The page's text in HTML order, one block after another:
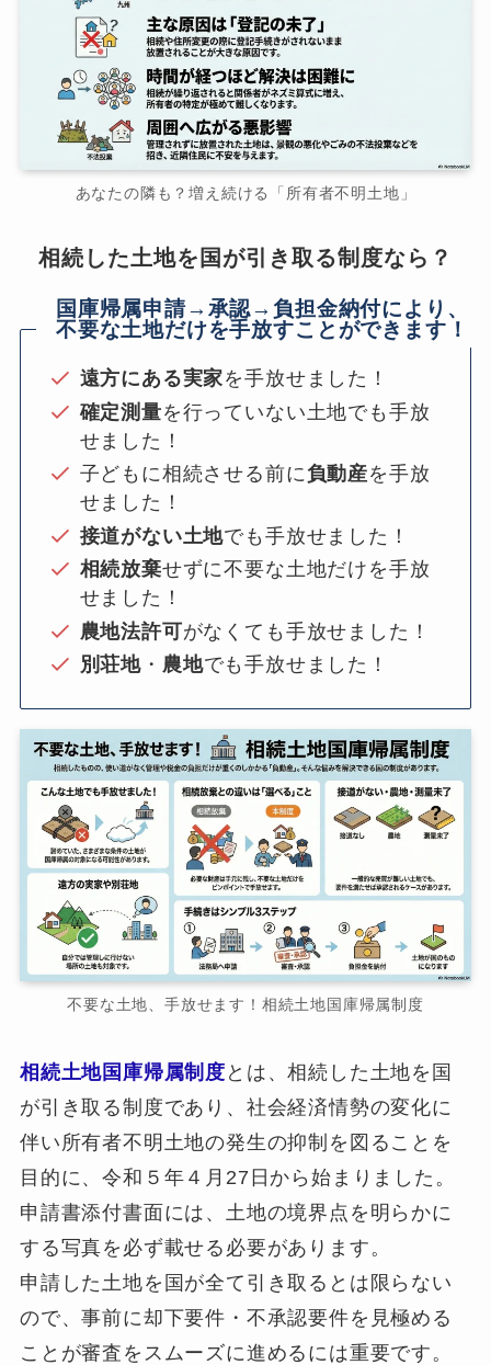
あなたの隣も？増え続ける「所有者不明土地」
相続した土地を国が引き取る制度なら？
国庫帰属申請→承認→負担金納付により、
不要な土地だけを手放すことができます！
遠方にある実家を手放せました！
確定測量を行っていない土地でも手放
せました！
子どもに相続させる前に負動産を手放
せました！
接道がない土地でも手放せました！
相続放棄せずに不要な土地だけを手放
せました！
農地法許可がなくても手放せました！
別荘地 ・ 農地でも手放せました！
不要な土地、手放せます！相続土地国庫帰属制度
相続土地国庫帰属制度 とは、相続した土地を国
が引き取る制度であり、社会経済情勢の変化に
伴い所有者不明土地の発生の抑制を図ることを
目的に、令和５年４月27日から始まりました。
申請書添付書面には、土地の境界点を明らかに
する写真を必ず載せる必要があります。
申請した土地を国が全て引き取るとは限らない
ので、事前に却下要件・不承認要件を見極める
ことが審査をスムーズに進めるには重要です。